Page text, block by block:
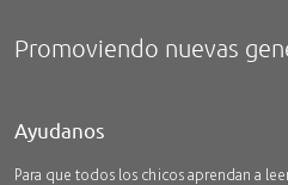
Promoviendo nuevas
Ayudanos
Para que todos los chicos aprendan a